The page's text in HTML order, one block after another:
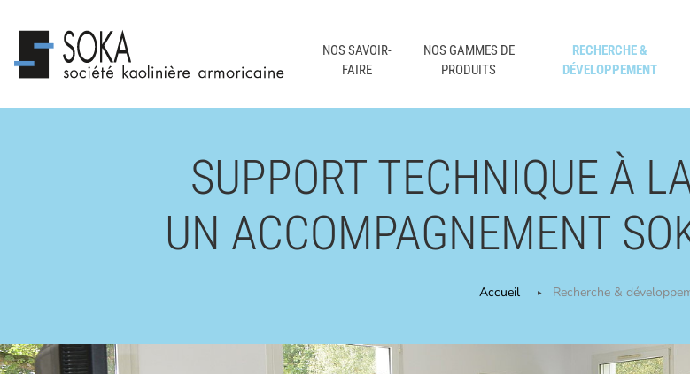
NOS SAVOIR-
FAIRE
NOS GAMMES DE
PRODUITS
RECHERCHE &
DÉVELOPPEMENT
SUPPORT TECHNIQUE À
UN ACCOMPAGNEMENT
Accueil Recherche &